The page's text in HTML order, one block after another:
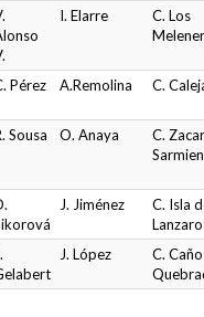
I. Elarre
C. Los
Pérez A.Remolina C.
Sousa O. Anaya
C.
J. Jiménez
C. Isla
J. López
C. Caño